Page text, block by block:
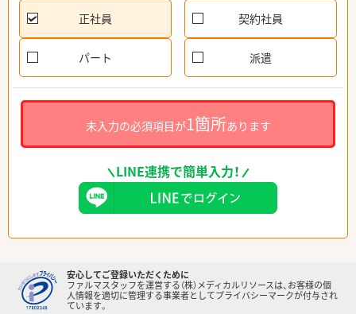
正社員 契約社員
パート 派遣
未入力の必須項目が1箇所あります
LINE連携で簡単入力！
安心してご登録いただくために
ファルマスタッフを運営する（株）メディカルリソースは、お客様の個
人情報を適切に管理する事業者としてプライバシーマークが付与され
ています。